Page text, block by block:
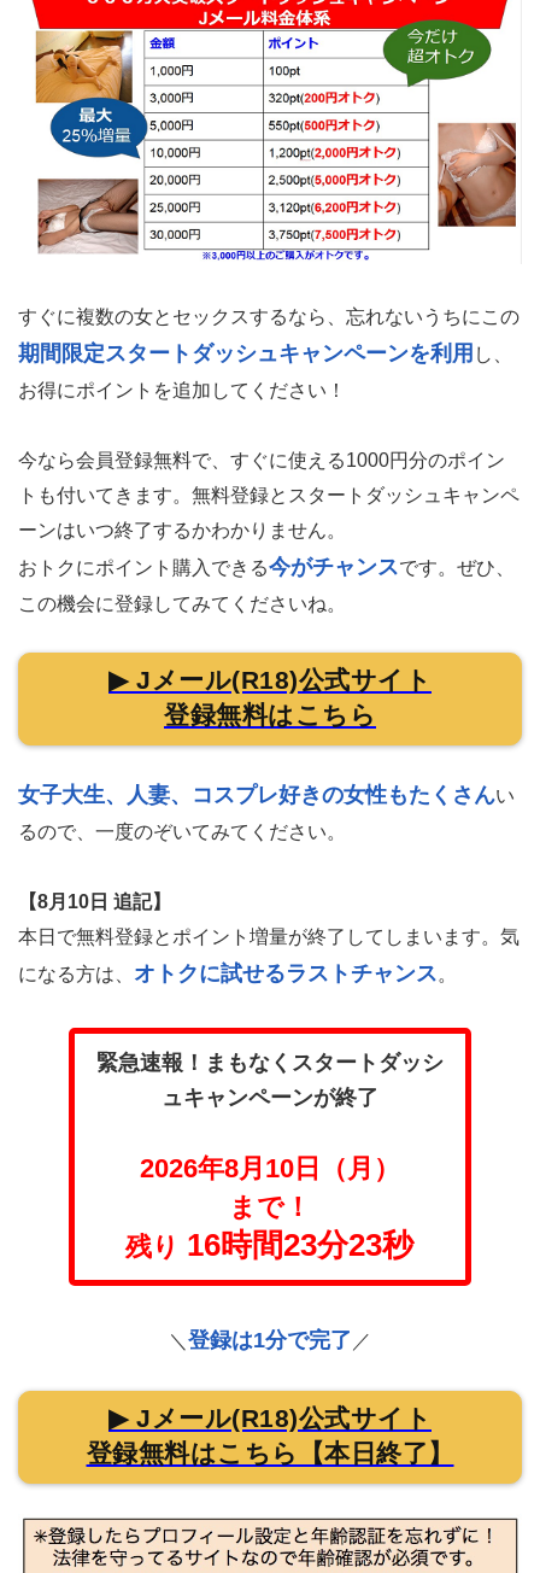
すぐに複数の女とセックスするなら、忘れないうちにこの
期間限定スタートダッシュキャンペーンを利用 し、
お得にポイントを追加してください！
今なら会員登録無料で、すぐに使える1000円分のポイン
トも付いてきます。 無料登録とスタートダッシュキャンペ
ーンはいつ終了するかわかりません。
おトクにポイント購入できる今がチャンスです。ぜひ、
この機会に登録してみてくださいね。
▶ Jメール(R18)公式サイト
登録無料はこちら
女子大生、人妻、コスプレ好きの女性もたくさんい
るので、一度のぞいてみてください。
【8月10日 追記】
本日で無料登録とポイント増量が終了してしまいます。気
になる方は、 オトクに試せるラストチャンス。
緊急速報！まもなくスタートダッシ
ュキャンペーンが終了
2026年8月10日（月）
まで！
残り 16時間23分21秒
＼ 登録は1分で完了 ／
▶ Jメール(R18)公式サイト
登録無料はこちら【本日終了】